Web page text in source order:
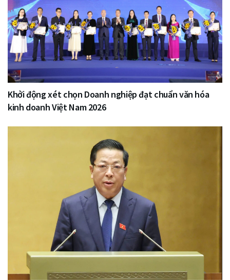
Khởi động xét chọn Doanh nghiệp đạt chuẩn văn hóa
kinh doanh Việt Nam 2026